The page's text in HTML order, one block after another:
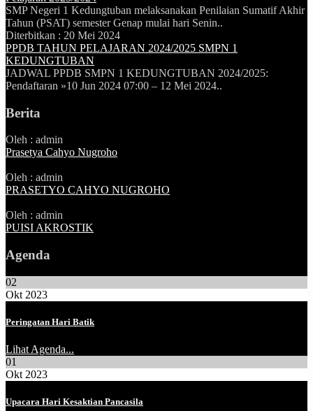
SMP Negeri 1 Kedungtuban melaksanakan Penilaian Sumatif Akhir
Tahun (PSAT) semester Genap mulai hari Senin..
Diterbitkan : 20 Mei 2024
PPDB TAHUN PELAJARAN 2024/2025 SMPN 1
KEDUNGTUBAN
JADWAL PPDB SMPN 1 KEDUNGTUBAN 2024/2025:
Pendaftaran »10 Jun 2024 07:00 – 12 Mei 2024..
Berita
Oleh : admin
Prasetya Cahyo Nugroho
Oleh : admin
PRASETYO CAHYO NUGROHO
Oleh : admin
PUISI AKROSTIK
Agenda
02
Okt 2023
Peringatan Hari Batik
Lihat Agenda...
01
Okt 2023
Upacara Hari Kesaktian Pancasila